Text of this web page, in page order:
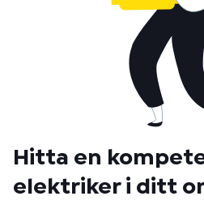
Hitta en
elektriker i ditt